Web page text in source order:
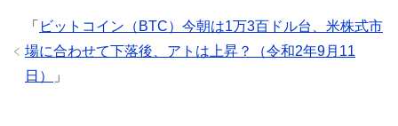
「 ビットコイン（BTC）今朝は1万3百ドル台、米株式市
場に合わせて下落後、アトは上昇？（令和2年9月11
日）
」